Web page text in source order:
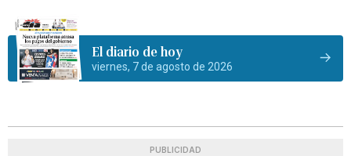
El diario de hoy
viernes, 7 de agosto de 2026
PUBLICIDAD